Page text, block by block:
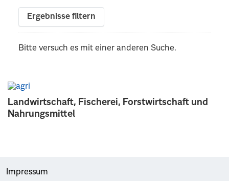
Landwirtschaft, Fischerei, Forstwirtschaft und
Nahrungsmittel
Ergebnisse filtern
Bitte versuch es mit einer anderen Suche.
Impressum